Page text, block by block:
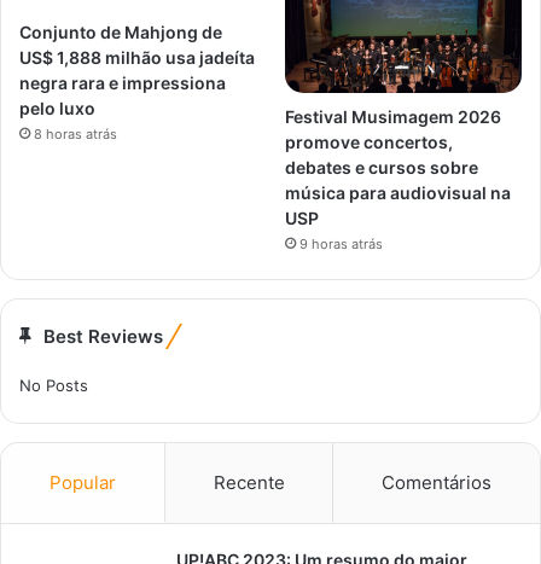
Conjunto de Mahjong de
US$ 1,888 milhão usa jadeíta
negra rara e impressiona
pelo luxo
8 horas atrás
Festival Musimagem 2026
promove concertos,
debates e cursos sobre
música para audiovisual na
USP
9 horas atrás
Best Reviews
No Posts
Popular Recente Comentários
UP!ABC 2023: Um resumo do maior